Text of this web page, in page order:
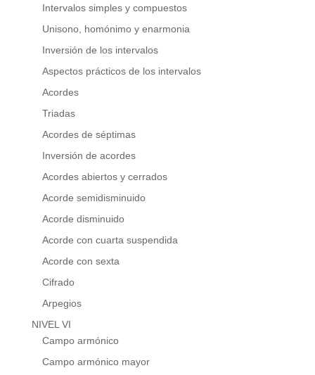
Intervalos simples y compuestos
Unisono, homónimo y enarmonia
Inversión de los intervalos
Aspectos prácticos de los intervalos
Acordes
Triadas
Acordes de séptimas
Inversión de acordes
Acordes abiertos y cerrados
Acorde semidisminuido
Acorde disminuido
Acorde con cuarta suspendida
Acorde con sexta
Cifrado
Arpegios
NIVEL VI
Campo armónico
Campo armónico mayor